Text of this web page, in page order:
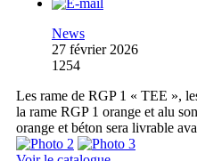
News
27 février 2026
1254
Les rame de RGP 1 « TEE »,
la rame RGP 1 orange et alu
orange et béton sera livrable